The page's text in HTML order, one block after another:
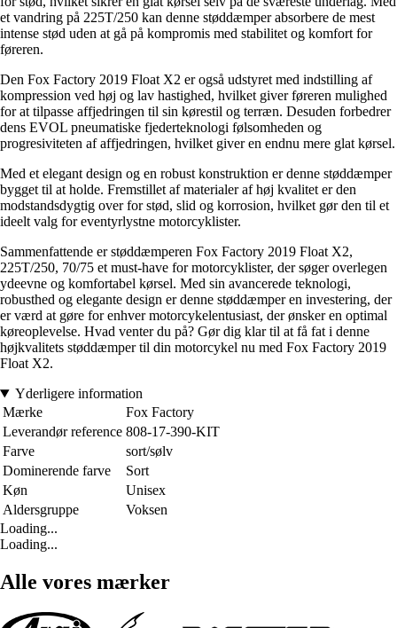
et vandring på 225T/250 kan denne støddæmper absorbere de mest
intense stød uden at gå på kompromis med stabilitet og komfort for
føreren.
Den Fox Factory 2019 Float X2 er også udstyret med indstilling af
kompression ved høj og lav hastighed, hvilket giver føreren mulighed
for at tilpasse affjedringen til sin kørestil og terræn. Desuden forbedrer
dens EVOL pneumatiske fjederteknologi følsomheden og
progresiviteten af affjedringen, hvilket giver en endnu mere glat kørsel.
Med et elegant design og en robust konstruktion er denne støddæmper
bygget til at holde. Fremstillet af materialer af høj kvalitet er den
modstandsdygtig over for stød, slid og korrosion, hvilket gør den til et
ideelt valg for eventyrlystne motorcyklister.
Sammenfattende er støddæmperen Fox Factory 2019 Float X2,
225T/250, 70/75 et must-have for motorcyklister, der søger overlegen
ydeevne og komfortabel kørsel. Med sin avancerede teknologi,
robusthed og elegante design er denne støddæmper en investering, der
er værd at gøre for enhver motorcykelentusiast, der ønsker en optimal
køreoplevelse. Hvad venter du på? Gør dig klar til at få fat i denne
højkvalitets støddæmper til din motorcykel nu med Fox Factory 2019
Float X2.
Yderligere information
Mærke
Fox Factory
Leverandør reference 808-17-390-KIT
Farve
sort/sølv
Dominerende farve
Sort
Køn
Unisex
Aldersgruppe
Voksen
Loading...
Loading...
Alle vores mærker